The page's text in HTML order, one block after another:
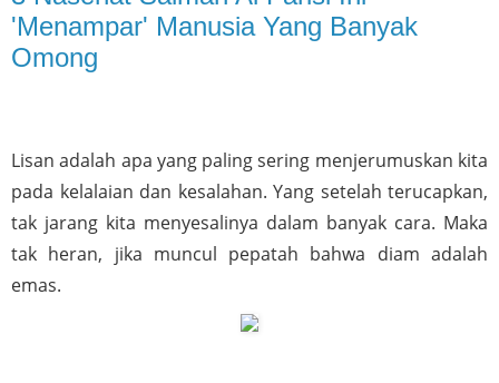
'Menampar' Manusia Yang Banyak
Omong
Lisan adalah apa yang paling sering menjerumuskan kita
pada kelalaian dan kesalahan. Yang setelah terucapkan,
tak jarang kita menyesalinya dalam banyak cara. Maka
tak heran, jika muncul pepatah bahwa diam adalah
emas.